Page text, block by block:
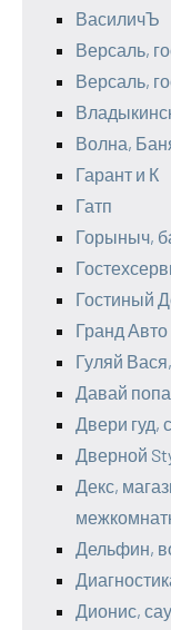
ВасиличЪ
Версаль,
Версаль,
Волна,
Гарант и К
Гатп
Горыныч,
Гостиный
Гранд Авто
Гуляй
Давай
Двери гуд,
Дверной
Декс,
Дельфин,
Дионис,